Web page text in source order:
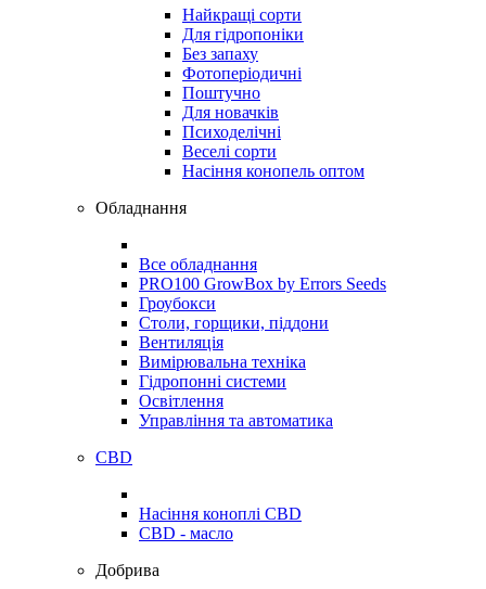
Найкращі сорти
Для гідропоніки
Без запаху
Фотоперіодичні
Поштучно
Для новачків
Психоделічні
Веселі сорти
Насіння конопель оптом
Обладнання
Все обладнання
PRO100 GrowBox by Errors Seeds
Гроубокси
Столи, горщики, піддони
Вентиляція
Вимірювальна техніка
Гідропонні системи
Освітлення
Управління та автоматика
CBD
Насіння коноплі CBD
CBD - масло
Добрива